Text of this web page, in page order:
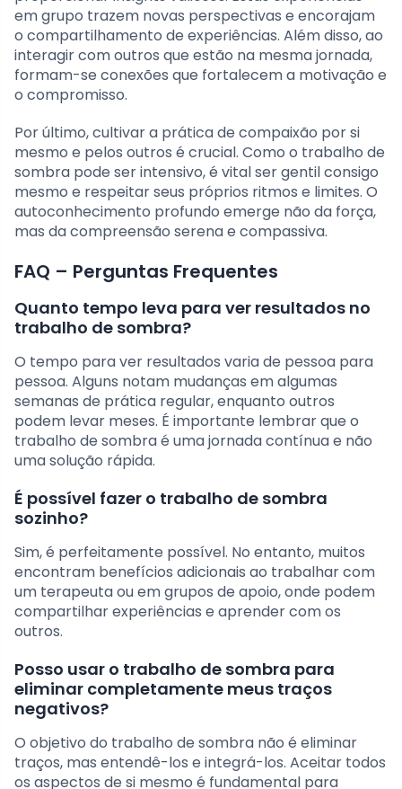
em grupo trazem novas perspectivas e encorajam
o compartilhamento de experiências. Além disso, ao
interagir com outros que estão na mesma jornada,
formam-se conexões que fortalecem a motivação e
o compromisso.
Por último, cultivar a prática de compaixão por si
mesmo e pelos outros é crucial. Como o trabalho de
sombra pode ser intensivo, é vital ser gentil consigo
mesmo e respeitar seus próprios ritmos e limites. O
autoconhecimento profundo emerge não da força,
mas da compreensão serena e compassiva.
FAQ – Perguntas Frequentes
Quanto tempo leva para ver resultados no
trabalho de sombra?
O tempo para ver resultados varia de pessoa para
pessoa. Alguns notam mudanças em algumas
semanas de prática regular, enquanto outros
podem levar meses. É importante lembrar que o
trabalho de sombra é uma jornada contínua e não
uma solução rápida.
É possível fazer o trabalho de sombra
sozinho?
Sim, é perfeitamente possível. No entanto, muitos
encontram benefícios adicionais ao trabalhar com
um terapeuta ou em grupos de apoio, onde podem
compartilhar experiências e aprender com os
outros.
Posso usar o trabalho de sombra para
eliminar completamente meus traços
negativos?
O objetivo do trabalho de sombra não é eliminar
traços, mas entendê-los e integrá-los. Aceitar todos
os aspectos de si mesmo é fundamental para